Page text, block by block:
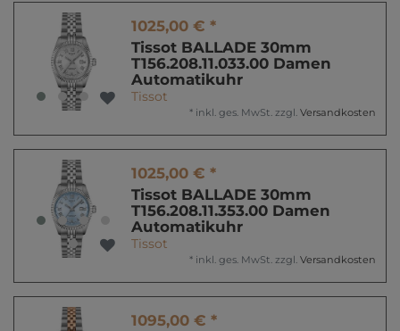
1025,00 € *
Tissot BALLADE 30mm
T156.208.11.033.00 Damen
Automatikuhr
Tissot
* inkl. ges. MwSt. zzgl. Versandkosten
1025,00 € *
Tissot BALLADE 30mm
T156.208.11.353.00 Damen
Automatikuhr
Tissot
* inkl. ges. MwSt. zzgl. Versandkosten
1095,00 € *